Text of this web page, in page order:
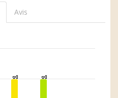
Avis
1
1 1
1